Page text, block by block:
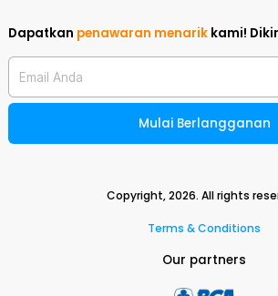
Dapatkan penawaran menarik kami!
Email Anda
Mulai Berlangganan
Copyright,2026. All rights
Terms & Conditions
Our partners